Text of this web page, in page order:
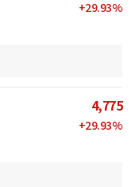
+29.93%
4,775
+29.93%